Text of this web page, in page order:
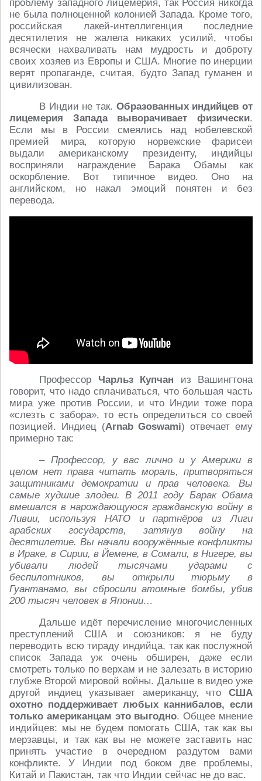
проблему западного лицемерия, так Россия никогда
не была полноценной колонией Запада. Кроме того,
российская лакей-интеллигенция последние
десятилетия не жалела никаких усилий, чтобы
всячески нахваливать нам мудрость и доброту
своих хозяев из Европы и США. Многие по инерции
верят пропаганде, считая, будто Запад гуманен и
цивилизован.
В Индии не так. Образованных индийцев от
лицемерия Запада выворачивает физически.
Если мы в России смеялись над нобелевской
премией мира, которую норвежские фарисеи
выдали американскому президенту, индийцы
восприняли награждение Барака Обамы как
оскорбление. Вот типичное видео. Оно на
английском, но накал эмоций понятен и без
перевода.
Профессор Чарльз Купчан из Вашингтона
говорит, что надо сплачиваться, что большая часть
мира уже против России, и что Индии тоже пора
«слезть с забора», то есть определиться со своей
позицией. Индиец (Arnab Goswami) отвечает ему
примерно так:
– Профессор, у вас лично и у Америки в
целом нет права читать мораль, притворяться
защитниками демократии и прав человека. Вы
самые худшие злодеи. В 2011 году Барак Обама
вмешался в нарождающуюся гражданскую войну в
Ливии, используя НАТО и партнёров из Лиги
арабских государств, затянув войну на
десятилетие. Вы начали вооружённые конфликты
в Ираке, в Сирии, в Йемене, в Сомали, в Нигере, вы
убивали людей тысячами ударами с
беспилотников, вы открыли тюрьму в
Гуантанамо, вы сбросили атомные бомбы, убив
200 тысяч человек в Японии…
Дальше идёт перечисление многочисленных
преступлений США и союзников: я не буду
переводить всю тираду индийца, так как послужной
список Запада уж очень обширен, даже если
смотреть только по верхам и не залезать в историю
глубже Второй мировой войны. Дальше в видео уже
другой индиец указывает американцу, что США
охотно поддерживает любых каннибалов, если
только американцам это выгодно. Общее мнение
индийцев: мы не будем помогать США, так как вы
мерзавцы, и так как вы не можете заставить нас
принять участие в очередном раздутом вами
конфликте. У Индии под боком две проблемы,
Китай и Пакистан, так что Индии сейчас не до вас.